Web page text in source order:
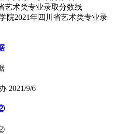
院2021年四川省艺术类专业录
2021/9/6